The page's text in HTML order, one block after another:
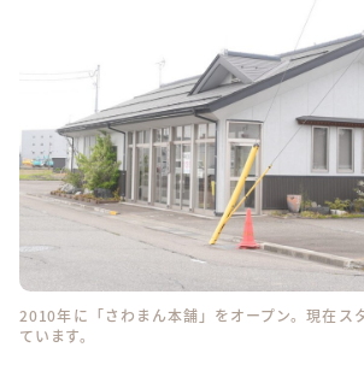
2010年に「さわまん本舗」をオープン。現在ス
ています。